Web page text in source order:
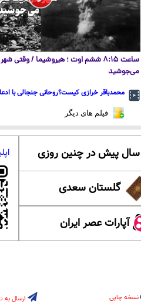
ساعت ۸:۱۵ ششم اوت ؛ هیروشیما / وقتی
می‌جوشید
محمدباقر خرازی کیست؟روحانی جنجالی با
فیلم های دیگر
گلستان سعدی
آپارات عصر ایران
نسخه چاپی ارسال به